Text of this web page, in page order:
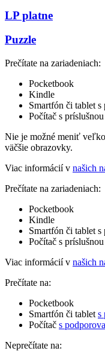
LP platne
Puzzle
Prečítate na zariadeniach:
Pocketbook
Kindle
Smartfón či tablet
Počítač s
Nie je možné meniť
väčšie obrazovky.
Viac informácií v našich
Prečítate na zariadeniach:
Pocketbook
Kindle
Smartfón či tablet
Počítač s
Viac informácií v našich
Prečítate na:
Pocketbook
Smartfón či tablet s
Počítač s
Neprečítate na: